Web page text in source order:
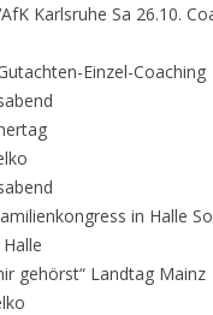
Karlsruhe Sa 26.10.
Einzel-Coaching
in Halle
gehörst“ Landtag Mainz